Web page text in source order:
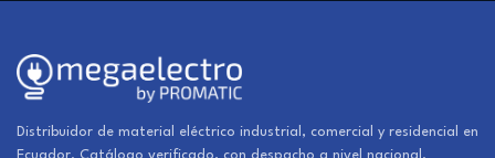
Distribuidor de material eléctrico industrial, comercial y residencial en